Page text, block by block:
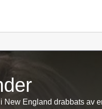
England drabbats av